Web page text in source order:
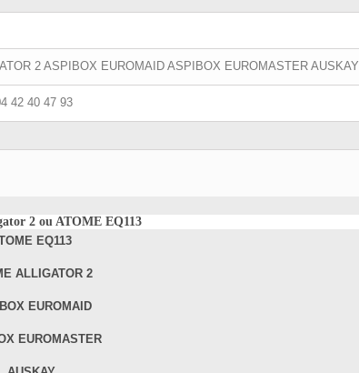
2 ASPIBOX EUROMAID ASPIBOX EUROMASTER AUSKAY
42 40 47 93
2 ou ATOME EQ113
EQ113
ALLIGATOR 2
EUROMAID
EUROMASTER